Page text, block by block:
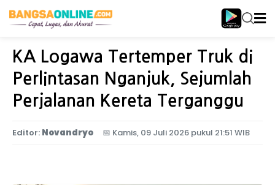
Home Jawa Timur
KA Logawa Tertemper Truk di
Perlintasan Nganjuk, Sejumlah
Perjalanan Kereta Terganggu
Editor: Novandryo 📅 Kamis, 09 Juli 2026 pukul 21:51 WIB